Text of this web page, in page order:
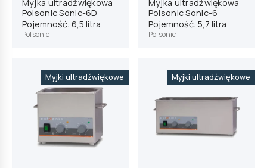
Myjka ultradźwiękowa
Polsonic Sonic-6D
Pojemność: 6,5 litra
Polsonic
Myjka ultradźwiękowa
Polsonic Sonic-6
Pojemność: 5,7 litra
Polsonic
Myjki ultradźwiękowe Myjki ultradźwiękowe